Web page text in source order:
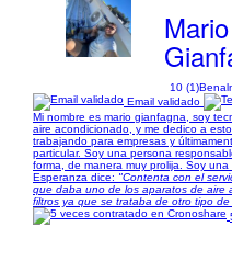
10 (1)
Email validado
Mi nombre es mario gianfagna, soy
aire acondicionado, y me dedico a
trabajando para empresas y
particular. Soy una persona
forma, de manera muy prolija. Soy
Esperanza dice: "Contenta con el
que daba uno de los aparatos de aire
filtros ya que se trataba de otro tipo